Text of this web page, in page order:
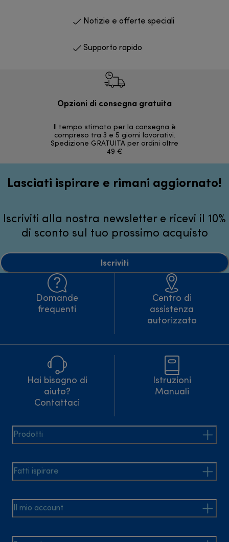
Notizie e offerte speciali
Supporto rapido
Opzioni di consegna gratuita
Il tempo stimato per la consegna è
compreso tra 3 e 5 giorni lavorativi.
Spedizione GRATUITA per ordini oltre
49 €
Lasciati ispirare e rimani aggiornato!
Iscriviti alla nostra newsletter e ricevi il 10%
di sconto sul tuo prossimo acquisto
Iscriviti
Domande
frequenti
Centro di
assistenza
autorizzato
Hai bisogno di
aiuto?
Contattaci
Istruzioni
Manuali
Prodotti
Fatti ispirare
Il mio account